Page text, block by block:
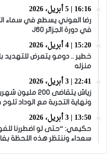
16:16 | 5 أبريل، 2026
رضا العوني يسطع في سماء
في دورة الجزائر J60
15:20 | 4 أبريل، 2026
خطير .. دومو يتعرض للتهديد
منزله
22:41 | 3 أبريل، 2026
ونهاية التجربة مع الوداد
13:50 | 3 أبريل، 2026
حكيمي: “حتى لو اضطررنا
سعداء وننتظر هذه اللحظة